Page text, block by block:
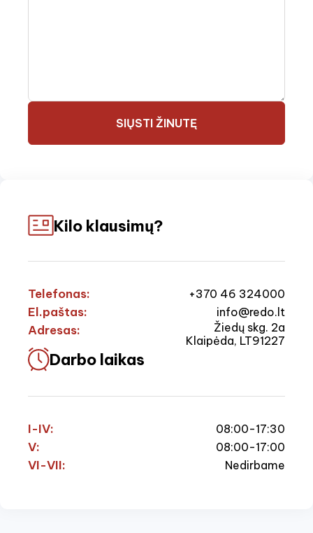
SIŲSTI ŽINUTĘ
Kilo klausimų?
Telefonas: +370 46 324000
El.paštas: info@redo.lt
Adresas:
Žiedų skg. 2a
Klaipėda, LT91227
Darbo laikas
I-IV: 08:00-17:30
V: 08:00-17:00
VI-VII: Nedirbame